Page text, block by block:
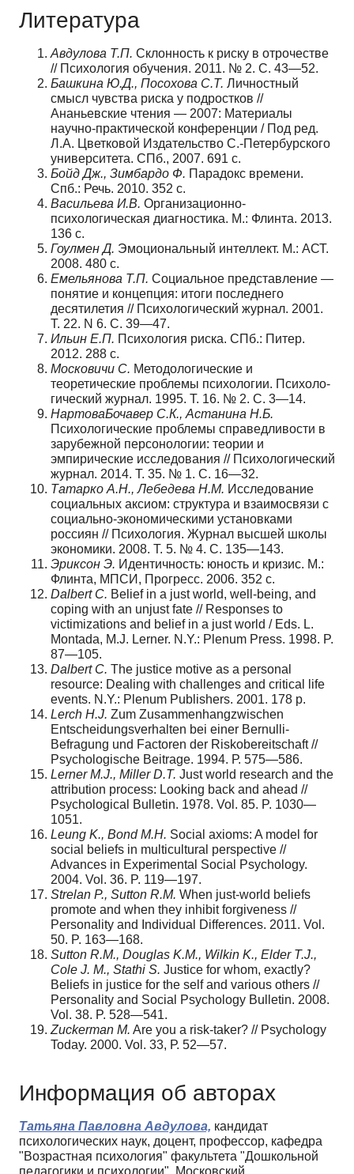
Литература
Авдулова Т.П. Склонность к риску в отрочестве
// Психология обучения. 2011. № 2. С. 43—52.
Башкина Ю.Д., Посохова С.Т. Личностный
смысл чувства риска у подростков //
Ананьевские чтения — 2007: Материалы
научно-практической конференции / Под ред.
Л.А. Цветковой Издательство С.-Петербурского
университета. СПб., 2007. 691 с.
Бойд Дж., Зимбардо Ф. Парадокс времени.
Спб.: Речь. 2010. 352 с.
Васильева И.В. Организационно-
психологическая диагностика. М.: Флинта. 2013.
136 с.
Гоулмен Д. Эмоциональный интеллект. М.: АСТ.
2008. 480 с.
Емельянова Т.П. Социальное представление —
понятие и концепция: итоги послед­него
десятилетия // Психологический журнал. 2001.
Т. 22. N 6. С. 39—47.
Ильин Е.П. Психология риска. СПб.: Питер.
2012. 288 с.
Московичи С. Методологические и
теоретические проблемы психологии. Психоло­
гический журнал. 1995. Т. 16. № 2. С. 3—14.
Нартова­Бочавер С.К., Астанина Н.Б.
Психологические проблемы справедливос­ти в
зарубежной персонологии: теории и
эмпирические исследования // Психологи­ческий
журнал. 2014. Т. 35. № 1. С. 16—32.
Татарко А.Н., Лебедева Н.М. Исследование
социальных аксиом: структура и вза­имосвязи с
социально-экономическими установками
россиян // Психология. Жур­нал высшей школы
экономики. 2008. Т. 5. № 4. С. 135—143.
Эриксон Э. Идентичность: юность и кризис. М.:
Флинта, МПСИ, Прогресс. 2006. 352 с.
Dalbert C. Belief in a just world, well-being, and
coping with an unjust fate // Responses to
victimizations and belief in a just world / Eds. L.
Montada, M.J. Lerner. N.Y.: Plenum Press. 1998. P.
87—105.
Dalbert C. The justice motive as a personal
resource: Dealing with challenges and crit­ical life
events. N.Y.: Plenum Publishers. 2001. 178 p.
Lerch H.J. Zum Zusammenhangzwischen
Entscheidungsverhalten bei einer Bernulli-
Befragung und Factoren der Riskobereitschaft //
Psychologische Beitrage. 1994. Р. 575—586.
Lerner M.J., Miller D.T. Just world research and the
attribution process: Looking back and ahead //
Psychological Bulletin. 1978. Vol. 85. P. 1030—
1051.
Leung K., Bond M.H. Social axioms: A model for
social beliefs in multicultural per­spective //
Advances in Experimental Social Psychology.
2004. Vol. 36. P. 119—197.
Strelan P., Sutton R.M. When just-world beliefs
promote and when they inhibit for­giveness //
Personality and Individual Differences. 2011. Vol.
50. P. 163—168.
Sutton R.M., Douglas K.M., Wilkin K., Elder T.J.,
Cole J. M., Stathi S. Justice for whom, exactly?
Beliefs in justice for the self and various others //
Personality and Social Psychology Bulletin. 2008.
Vol. 38. P. 528—541.
Zuckerman M. Are you a risk-taker? // Psychology
Today. 2000. Vol. 33, Р. 52—57.
Информация об авторах
Татьяна Павловна Авдулова, кандидат
психологических наук, доцент, профессор, кафедра
"Возрастная психология" факультета "Дошкольной
педагогики и психологии", Московский